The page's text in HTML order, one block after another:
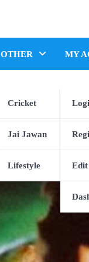
OTHER
Cricket
Jai Jawan
Lifestyle
MY
Edit